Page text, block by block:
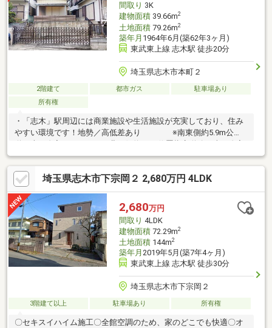
間取り 3K
建物面積39.66m2
土地面積79.26m2
築年月 1964年6月(築62年3ヶ月)
東武東上線 志木駅 徒歩20分
埼玉県志木市本町２
2階建て 都市ガス
駐車場あり
所有権
・「志木」駅周辺には商業施設や生活施設が充実しており、住み
やすい環境です！地勢／高低差あり ※南東側約5.9m公
不可駐車スペース／有 ※車種による※建物面積について増築未登
記部分有※上水道について引込位置が確認できていないため、第
三者所有地を経由して引き込んでいる可能性があります「見学カ
レンダーから見学日設定していただけます」そのほか気になるこ
となどもぜひこの機会に聞いていただければと思います♪
埼玉県志木市下宗岡２ 2,680万円 4LDK
2,680万円
間取り 4LDK
建物面積72.29m2
土地面積144m2
築年月 2019年5月(築7年4ヶ月)
東武東上線 志木駅 徒歩30分
埼玉県志木市下宗岡２
3階建て以上 駐車場あり 所有権
〇セキスイハイム施工〇全館空調のため、家のどこでも快適〇オ